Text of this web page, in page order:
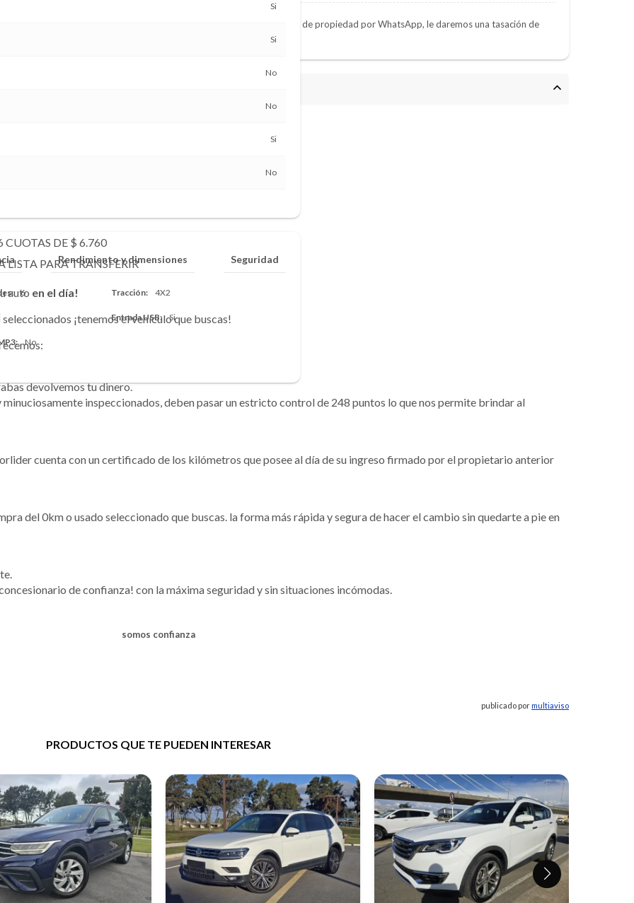
Si
Si
No
No
Si
No
Rendimiento y dimensiones Seguridad
6 Tracción 4X2
Entrada USB Si
No
lo compramos al contado. Enviando fotos de su vehículo y libreta de propiedad por WhatsApp, le daremos una tasación de
DE $ 6.760
PARA TRANSFERIR
auto en el día!
¡tenemos el vehículo que buscas!
devolvemos tu dinero.
inspeccionados, deben pasar un estricto control de 248 puntos lo que nos permite brindar al
cuenta con un certificado de los kilómetros que posee al día de su ingreso firmado por el propietario anterior
del 0km o usado seleccionado que buscas. la forma más rápida y segura de hacer el cambio sin quedarte a pie en
de confianza! con la máxima seguridad y sin situaciones incómodas.
somos confianza
publicado pormultiaviso
PRODUCTOS QUE TE PUEDEN INTERESAR